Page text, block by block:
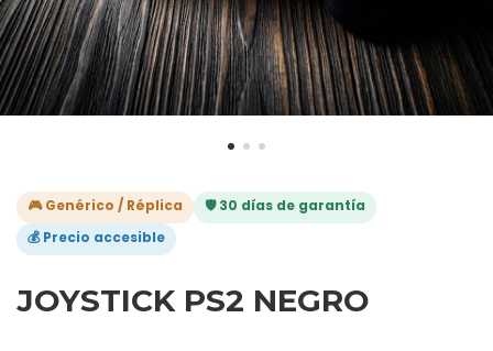
🎮 Genérico / Réplica
🛡️ 30 días de garantía
💰 Precio accesible
JOYSTICK PS2 NEGRO